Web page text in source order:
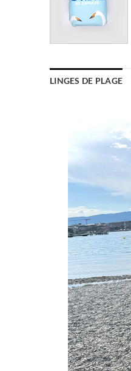
LINGES DE PLAGE